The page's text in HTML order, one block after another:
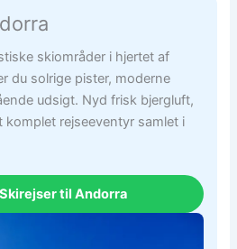
skiområder i hjertet af
du solrige pister, moderne
udsigt. Nyd frisk bjergluft,
rejseeventyr samlet i
til Andorra